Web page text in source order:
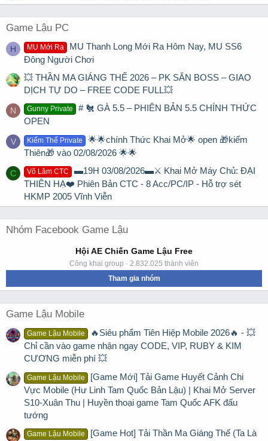
Game Lậu PC
H MU Mới Ra
MU Thanh Long Mới Ra Hôm Nay, MU SS6
Đông Người Chơi
💥 THẦN MA GIÁNG THẾ 2026 – PK SĂN BOSS – GIAO
DỊCH TỰ DO – FREE CODE FULL💥
N Gunny Private
# 🐔 GÀ 5.5 – PHIÊN BẢN 5.5 CHÍNH THỨC
OPEN
V Kiếm Thế Private
🌟🌟chính Thức Khai Mở🌟 open 🎁kiếm
Thiên🎁 vào 02/08/2026 🌟🌟
C Võ Lâm CTC
▬19H 03/08/2026▬⚔️ Khai Mở Máy Chủ: ĐẠI
THIÊN HẠ❤️ Phiên Bản CTC - 8 Acc/PC/IP - Hỗ trợ sét
HKMP 2005 Vĩnh Viễn
Nhóm Facebook Game Lậu
Hội AE Chiến Game Lậu Free
Công khai group · 2.832.025 thành viên
Tham gia nhóm
Game Lậu Mobile
Game Lậu Mobile
🔥Siêu phẩm Tiên Hiệp Mobile 2026🔥 - 💥
Chỉ cần vào game nhận ngay CODE, VIP, RUBY & KIM
CƯƠNG miễn phí 💥
Game Lậu Mobile
[Game Mới] Tải Game Huyết Cảnh Chi
Vực Mobile (Hư Linh Tam Quốc Bản Lậu) | Khai Mở Server
S10-Xuân Thu | Huyền thoại game Tam Quốc AFK đấu
tướng
Game Lậu Mobile [Game Hot] Tải Thần Ma Giáng Thế (Ta Là